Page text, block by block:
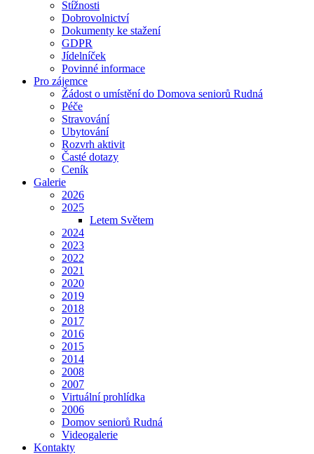
Stížnosti
Dobrovolnictví
Dokumenty ke stažení
GDPR
Jídelníček
Povinné informace
Pro zájemce
Žádost o umístění do Domova seniorů Rudná
Péče
Stravování
Ubytování
Rozvrh aktivit
Časté dotazy
Ceník
Galerie
2026
2025
Letem Světem
2024
2023
2022
2021
2020
2019
2018
2017
2016
2015
2014
2008
2007
Virtuální prohlídka
2006
Domov seniorů Rudná
Videogalerie
Kontakty